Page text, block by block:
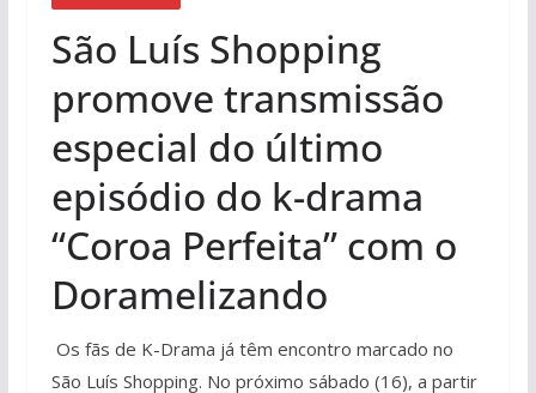
São Luís Shopping
promove transmissão
especial do último
episódio do k-drama
“Coroa Perfeita” com o
Doramelizando
Os fãs de K-Drama já têm encontro marcado no
São Luís Shopping. No próximo sábado (16), a partir